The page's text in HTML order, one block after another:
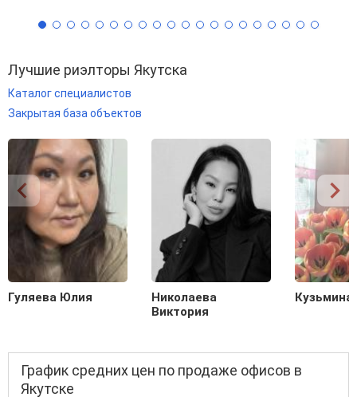
Лучшие риэлторы Якутска
Каталог специалистов
Закрытая база объектов
Гуляева Юлия
Николаева
Виктория
Кузьмина
График средних цен по продаже офисов в
Якутске